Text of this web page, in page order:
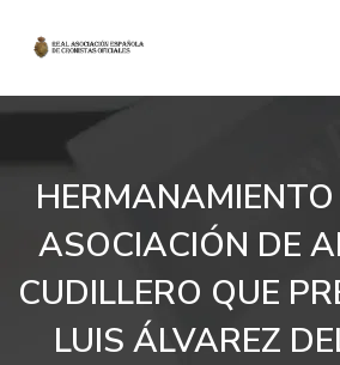
ASOCIACIÓN DE
CUDILLERO QUE
LUIS ÁLVAREZ